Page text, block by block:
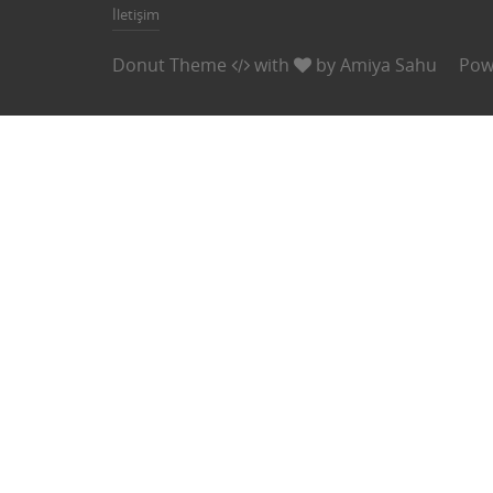
İletişim
Donut Theme with byAmiya Sahu